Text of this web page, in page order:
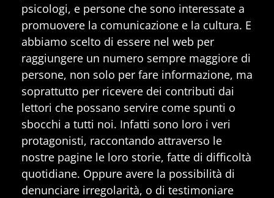
psicologi, e persone che sono interessate a
promuovere la comunicazione e la cultura. E
abbiamo scelto di essere nel web per
raggiungere un numero sempre maggiore di
persone, non solo per fare informazione, ma
soprattutto per ricevere dei contributi dai
lettori che possano servire come spunti o
sbocchi a tutti noi. Infatti sono loro i veri
protagonisti, raccontando attraverso le
nostre pagine le loro storie, fatte di difficoltà
quotidiane. Oppure avere la possibilità di
denunciare irregolarità, o di testimoniare